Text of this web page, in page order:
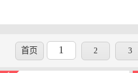
首页 1 2 3